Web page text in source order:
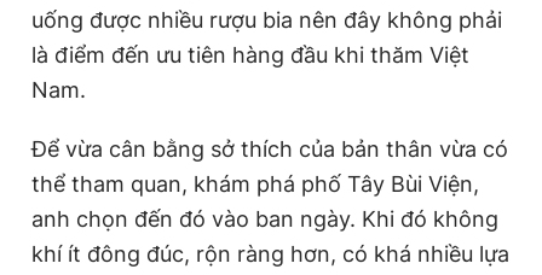
uống được nhiều rượu bia nên đây không phải
là điểm đến ưu tiên hàng đầu khi thăm Việt
Nam.
Để vừa cân bằng sở thích của bản thân vừa có
thể tham quan, khám phá phố Tây Bùi Viện,
anh chọn đến đó vào ban ngày. Khi đó không
khí ít đông đúc, rộn ràng hơn, có khá nhiều lựa